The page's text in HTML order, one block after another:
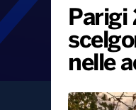
nelle